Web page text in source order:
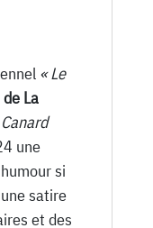
« Le
La
une
si
satire
et des